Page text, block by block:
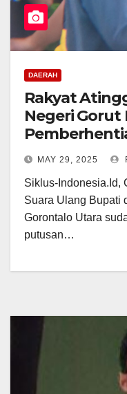
DAERAH
Rakyat
Negeri Gorut
Kepada
MAY 29, 2025
Siklus-Indonesia.Id,
Suara Ulang Bupati
Gorontalo Utara
putusan…